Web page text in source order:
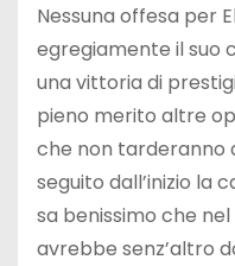
Nessuna offesa per
egregiamente il suo
una vittoria di
pieno merito altre
che non tarderanno
seguito dall’inizio la
sa benissimo che
avrebbe senz’altro